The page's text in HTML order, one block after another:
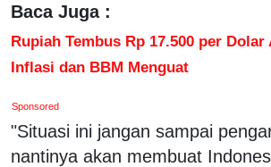
Baca Juga :
Rupiah Tembus Rp 17.500 per Dolar
Inflasi dan BBM Menguat
Sponsored
"Situasi ini jangan sampai
nantinya akan membuat